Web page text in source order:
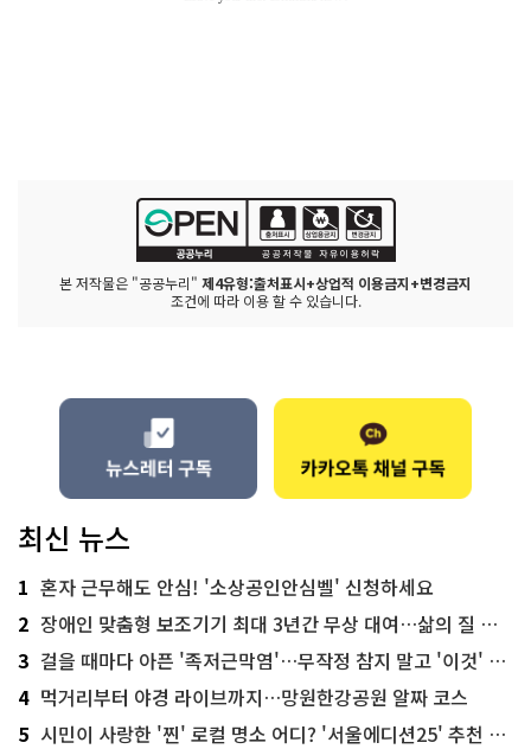
본 저작물은 "공공누리" 제4유형:출처표시+상업적 이용금지+변경금지
조건에 따라 이용 할 수 있습니다.
최신 뉴스
1 혼자 근무해도 안심! '소상공인안심벨' 신청하세요
2 장애인 맞춤형 보조기기 최대 3년간 무상 대여…삶의 질 높인다
3 걸을 때마다 아픈 '족저근막염'…무작정 참지 말고 '이것' 해보세요!
4 먹거리부터 야경 라이브까지…망원한강공원 알짜 코스
5 시민이 사랑한 '찐' 로컬 명소 어디? '서울에디션25' 추천 코스